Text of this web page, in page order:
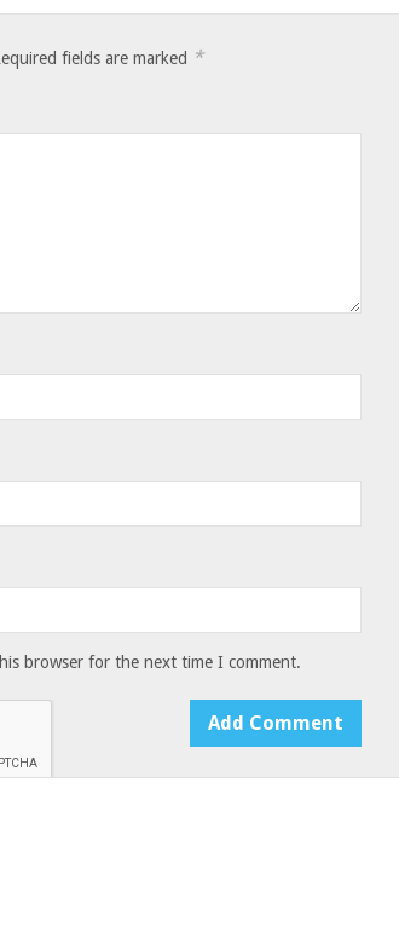
fields are marked *
browser for the next time I comment.